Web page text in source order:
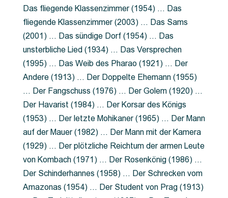
Das fliegende Klassenzimmer (1954) … Das
fliegende Klassenzimmer (2003) … Das Sams
(2001) … Das sündige Dorf (1954) … Das
unsterbliche Lied (1934) … Das Versprechen
(1995) … Das Weib des Pharao (1921) … Der
Andere (1913) … Der Doppelte Ehemann (1955)
… Der Fangschuss (1976) … Der Golem (1920) …
Der Havarist (1984) … Der Korsar des Königs
(1953) … Der letzte Mohikaner (1965) … Der Mann
auf der Mauer (1982) … Der Mann mit der Kamera
(1929) … Der plötzliche Reichtum der armen Leute
von Kombach (1971) … Der Rosenkönig (1986) …
Der Schinderhannes (1958) … Der Schrecken vom
Amazonas (1954) … Der Student von Prag (1913)